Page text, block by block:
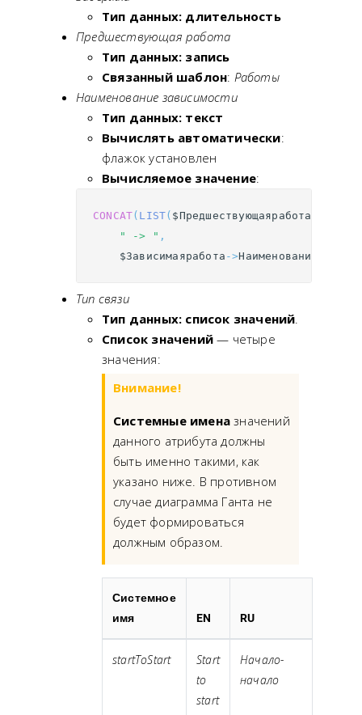
Тип данных: длительность
Предшествующая работа
Тип данных: запись
Связанный шаблон: Работы
Наименование зависимости
Тип данных: текст
Вычислять автоматически:
флажок установлен
Вычисляемое значение:
CONCAT( LIST( $Предшествующаяработа
" -> " ,
$Зависимаяработа ->Наименованиеработы
Тип связи
Тип данных: список значений
Список значений — четыре
значения:
Внимание!
Системные имена значений
данного атрибута должны
быть именно такими, как
указано ниже. В противном
случае диаграмма Ганта не
будет формироваться
должным образом.
Системное
имя
EN RU
startToStart
Start
to
start
Начало-
начало